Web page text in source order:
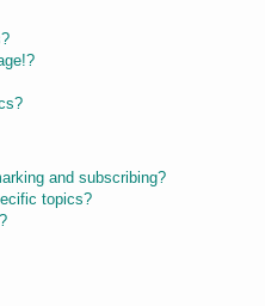
and subscribing?
topics?